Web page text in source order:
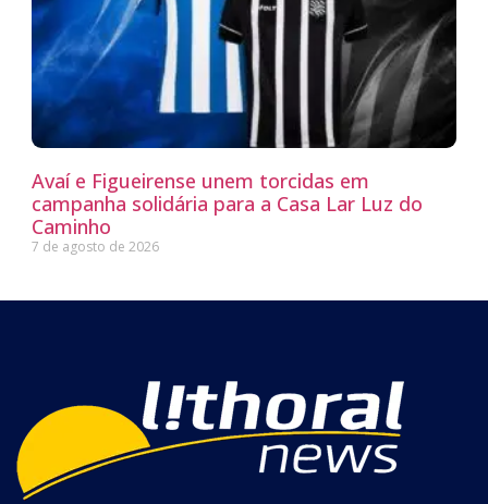
Avaí e Figueirense unem torcidas em
campanha solidária para a Casa Lar Luz do
Caminho
7 de agosto de 2026